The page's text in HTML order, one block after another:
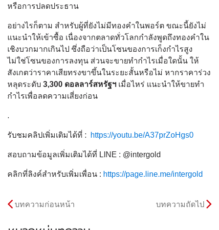
หรือการปลดประธาน
อย่างไรก็ตาม สำหรับผู้ที่ยังไม่มีทองคำในพอร์ต ขณะนี้ยังไม่
แนะนำให้เข้าซื้อ เนื่องจากตลาดทั่วโลกกำลังพูดถึงทองคำใน
เชิงบวกมากเกินไป ซึ่งถือว่าเป็นโซนของการเก็งกำไรสูง
ไม่ใช่โซนของการลงทุน ส่วนจะขายทำกำไรเมื่อใดนั้น ให้
สังเกตว่าราคาเสียทรงขาขึ้นในระยะสั้นหรือไม่ หากราคาร่วง
หลุดระดับ 3,300 ดอลลาร์สหรัฐฯ เมื่อไหร่ แนะนำให้ขายทำ
กำไรเพื่อลดความเสี่ยงก่อน
.
รับชมคลิปเพิ่มเติมได้ที่ : https://youtu.be/A37prZoHgs0
สอบถามข้อมูลเพิ่มเติมได้ที่ LINE : @intergold
คลิกที่ลิงค์สำหรับเพิ่มเพื่อน : https://page.line.me/intergold
บทความก่อนหน้า บทความถัดไป